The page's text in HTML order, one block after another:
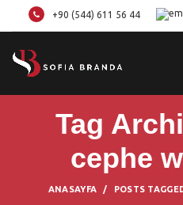
+90 (544) 611 56 44
Tag
cephe
ANASAYFA POSTS